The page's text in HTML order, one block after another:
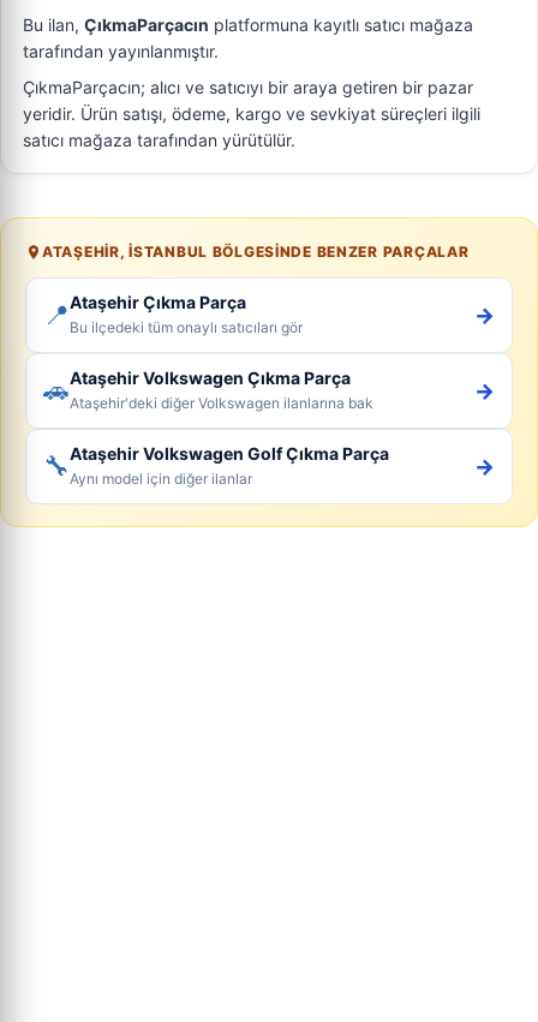
Bu ilan, ÇıkmaParçacın platformuna kayıtlı satıcı mağaza
tarafından yayınlanmıştır.
ÇıkmaParçacın; alıcı ve satıcıyı bir araya getiren bir pazar
yeridir. Ürün satışı, ödeme, kargo ve sevkiyat süreçleri ilgili
satıcı mağaza tarafından yürütülür.
ATAŞEHIR, İSTANBUL BÖLGESINDE BENZER PARÇALAR
📍Ataşehir Çıkma Parça
Bu ilçedeki tüm onaylı satıcıları gör →
🚗Ataşehir Volkswagen Çıkma Parça
Ataşehir'deki diğer Volkswagen ilanlarına bak →
🔧Ataşehir Volkswagen Golf Çıkma Parça
Aynı model için diğer ilanlar →